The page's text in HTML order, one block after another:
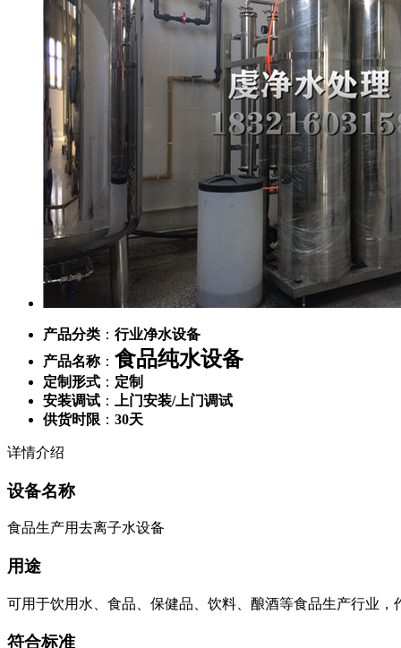
产品分类 ： 行业净水设备
产品名称： 食品纯水设备
定制形式 ： 定制
安装调试 ：
上门安装/上门调试
供货时限 ： 30天
详情介绍
设备名称
食品生产用去离子水设备
用途
可用于饮用水、食品、保健品、饮料、酿酒等食品生产行业
符合标准